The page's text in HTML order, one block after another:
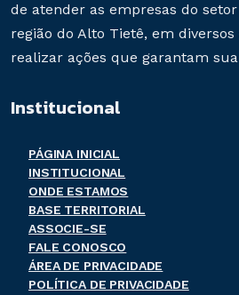
de atender as empresas do
região do Alto Tietê, em
realizar ações que garantam
Institucional
PÁGINA INICIAL
INSTITUCIONAL
ONDE ESTAMOS
BASE TERRITORIAL
ASSOCIE-SE
FALE CONOSCO
ÁREA DE PRIVACIDADE
POLÍTICA DE PRIVACIDADE